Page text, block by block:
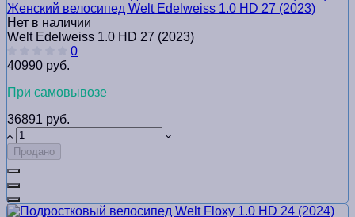
Женский велосипед Welt Edelweiss 1.0 HD 27 (2023)
Нет в наличии
Welt Edelweiss 1.0 HD 27 (2023)
0
40990 руб.
При самовывозе
36891 руб.
Продано